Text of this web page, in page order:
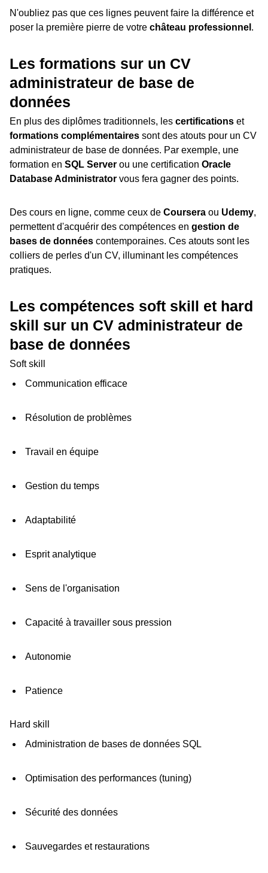
N'oubliez pas que ces lignes peuvent faire la différence et
poser la première pierre de votre château professionnel .
Les formations sur un CV
administrateur de base de
données
En plus des diplômes traditionnels, les certifications et
formations complémentaires sont des atouts pour un CV
administrateur de base de données. Par exemple, une
formation en SQL Server ou une certification Oracle
Database Administrator vous fera gagner des points.
Des cours en ligne, comme ceux de Coursera ou Udemy,
permettent d'acquérir des compétences en gestion de
bases de données contemporaines. Ces atouts sont les
colliers de perles d'un CV, illuminant les compétences
pratiques.
Les compétences soft skill et hard
skill sur un CV administrateur de
base de données
Soft skill
Communication efficace
Résolution de problèmes
Travail en équipe
Gestion du temps
Adaptabilité
Esprit analytique
Sens de l'organisation
Capacité à travailler sous pression
Autonomie
Patience
Hard skill
Administration de bases de données SQL
Optimisation des performances (tuning)
Sécurité des données
Sauvegardes et restaurations